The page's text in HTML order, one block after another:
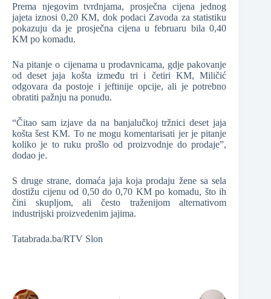
Prema njegovim tvrdnjama, prosječna cijena jednog
jajeta iznosi 0,20 KM, dok podaci Zavoda za statistiku
pokazuju da je prosječna cijena u februaru bila 0,40
KM po komadu.
Na pitanje o cijenama u prodavnicama, gdje pakovanje
od deset jaja košta između tri i četiri KM, Miličić
odgovara da postoje i jeftinije opcije, ali je potrebno
obratiti pažnju na ponudu.
“Čitao sam izjave da na banjalučkoj tržnici deset jaja
košta šest KM. To ne mogu komentarisati jer je pitanje
koliko je to ruku prošlo od proizvodnje do prodaje”,
dodao je.
S druge strane, domaća jaja koja prodaju žene sa sela
dostižu cijenu od 0,50 do 0,70 KM po komadu, što ih
čini skupljom, ali često traženijom alternativom
industrijski proizvedenim jajima.
Tatabrada.ba/RTV Slon